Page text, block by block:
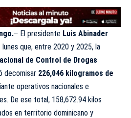
– El presidente Luis Abinader
que, entre 2020 y 2025, la
de Control de Drogas
decomisar 226,046 kilogramos de
operativos nacionales e
De ese total, 158,672.94 kilos
en territorio dominicano y